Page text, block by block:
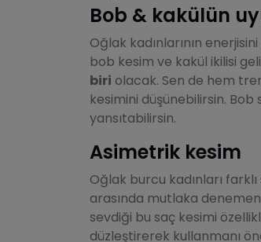
Bob & kakülün
Oğlak kadınlarının
bob kesim ve kakül ikilisi
biri olacak. Sen de hem
kesimini düşünebilirsin.
yansıtabilirsin.
Asimetrik kesim
Oğlak burcu kadınları
arasında mutlaka
sevdiği bu saç kesimi
düzleştirerek kullanmanı